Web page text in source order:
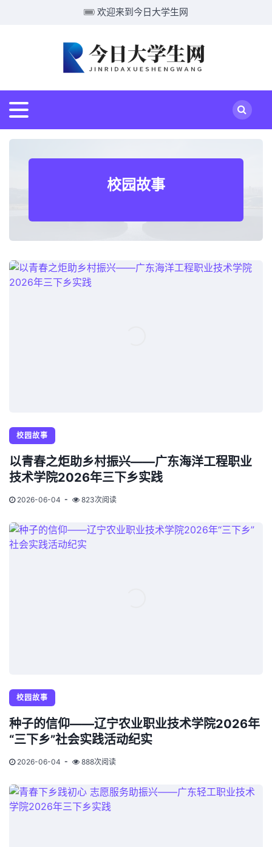
欢迎来到今日大学生网
校园故事
校园故事
以青春之炬助乡村振兴——广东海洋工程职业
技术学院2026年三下乡实践
2026-06-04 823次阅读
校园故事
种子的信仰——辽宁农业职业技术学院2026年
“三下乡”社会实践活动纪实
2026-06-04 888次阅读